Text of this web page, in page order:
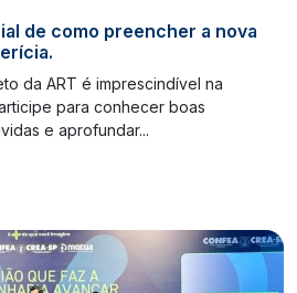
de como preencher a nova
da ART é imprescindível na
para conhecer boas
e aprofundar...